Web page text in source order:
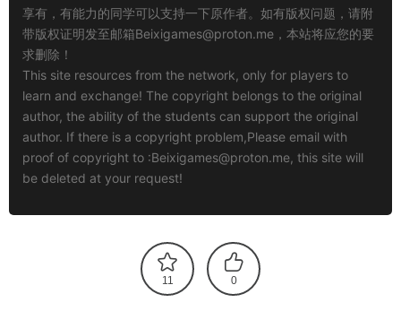
享有，有能力的同学可以支持一下原作者。如有版权问题，请附
带版权证明发至邮箱Beixigames@proton.me ，本站将应您的要
求删除！
This site resources from the network, only for players to
learn and exchange! The copyright belongs to the original
author, the ability of the students can support the original
author. If there is a copyright problem,Please email with
proof of copyright to :Beixigames@proton.me, this site will
be deleted at your request!
11 0